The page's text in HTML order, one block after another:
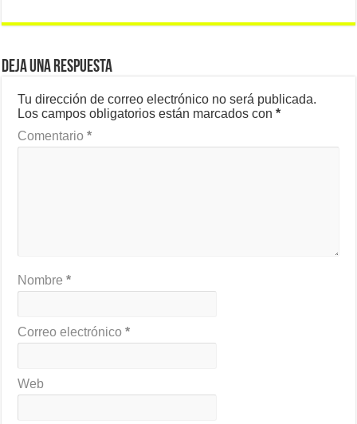
Deja una respuesta
Tu dirección de correo electrónico no será publicada.
Los campos obligatorios están marcados con*
Comentario*
Nombre*
Correo electrónico*
Web